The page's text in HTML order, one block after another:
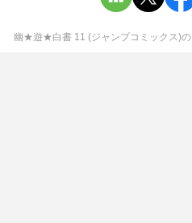
幽★遊★白書 11 (ジャンプコミックス)の